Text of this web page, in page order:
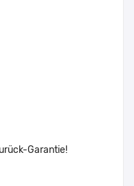
Garantie!